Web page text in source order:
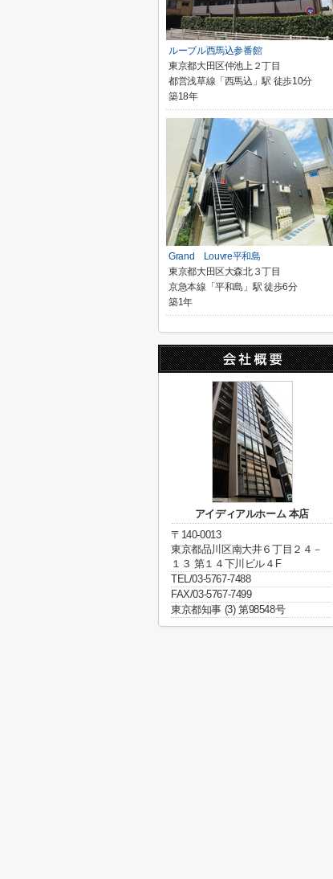
ルーブル西馬込参番館
東京都大田区仲池上２丁目
都営浅草線「西馬込」駅 徒歩10分
築18年
Grand Louvre平和島
東京都大田区大森北３丁目
京急本線「平和島」駅 徒歩6分
築1年
アイディアルホーム 本店
〒140-0013
東京都品川区南大井６丁目２４－
１３ 第１４下川ビル４F
TEL/03-5767-7488
FAX/03-5767-7499
東京都知事 (3) 第98548号